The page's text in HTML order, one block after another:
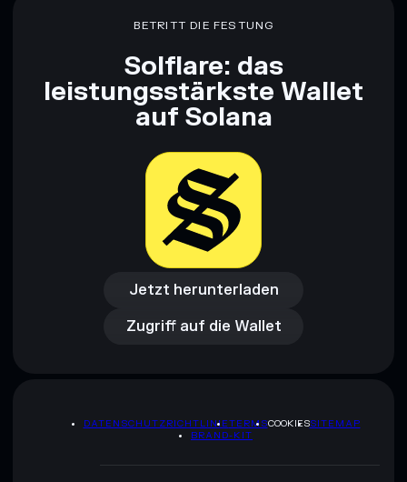
BETRITT DIE FESTUNG
Solflare: das
leistungsstärkste Wallet
auf Solana
Jetzt herunterladen
Jetzt herunterladen
Zugriff auf die Wallet
Zugriff auf die Wallet
DATENSCHUTZRICHTLINIETERMSCOOKIESSITEMAP
BRAND-KIT